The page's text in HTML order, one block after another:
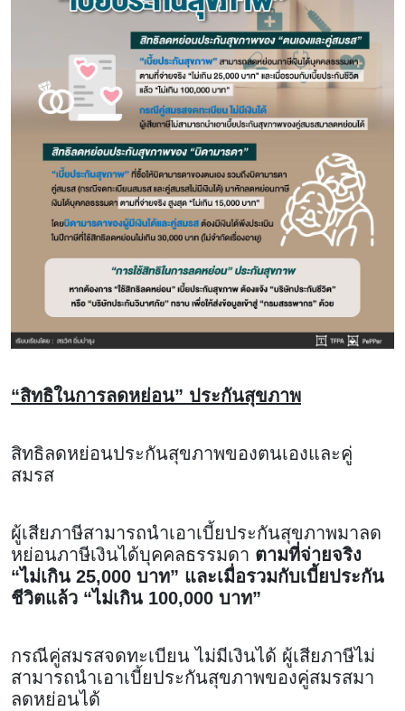
“สิทธิในการลดหย่อน” ประกันสุขภาพ
สิทธิลดหย่อนประกันสุขภาพของตนเองและคู่
สมรส
ผู้เสียภาษีสามารถนำเอาเบี้ยประกันสุขภาพมาลด
หย่อนภาษีเงินได้บุคคลธรรมดา ตามที่จ่ายจริง
“ไม่เกิน 25,000 บาท” และเมื่อรวมกับเบี้ยประกัน
ชีวิตแล้ว “ไม่เกิน 100,000 บาท”
กรณีคู่สมรสจดทะเบียน ไม่มีเงินได้ ผู้เสียภาษีไม่
สามารถนำเอาเบี้ยประกันสุขภาพของคู่สมรสมา
ลดหย่อนได้